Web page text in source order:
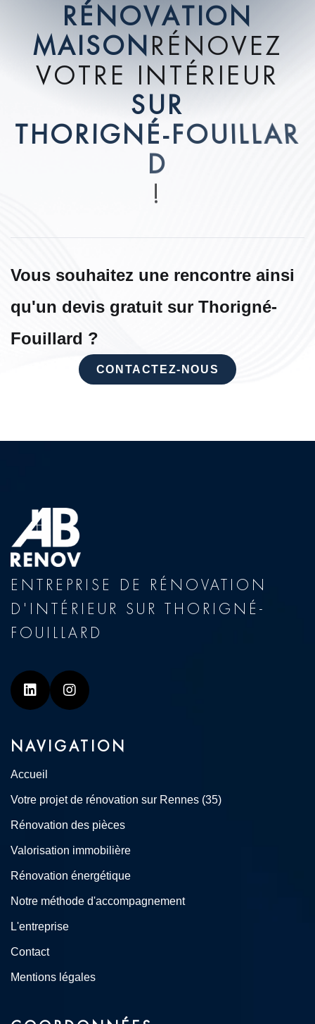
RÉNOVATION
MAISON RÉ NOVEZ
VOTRE I NTÉ RI E U R
SUR
THORIGNÉ-FOUILLAR
D
!
Vous souhaitez une rencontre ainsi
qu'un devis gratuit sur Thorigné-
Fouillard ?
CONTACTEZ-NOUS
ENTREPRISE DE RÉNOVATION
D'INTÉRIEUR SUR THORIGNÉ-
FOUILLARD
Linkedin Instagram
NAVIGATION
Accueil
Votre projet de rénovation sur Rennes (35)
Rénovation des pièces
Valorisation immobilière
Rénovation énergétique
Notre méthode d'accompagnement
L'entreprise
Contact
Mentions légales